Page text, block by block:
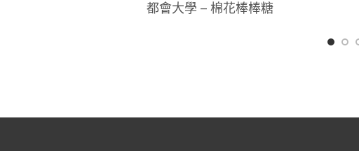
都會大學 – 棉花棒棒糖